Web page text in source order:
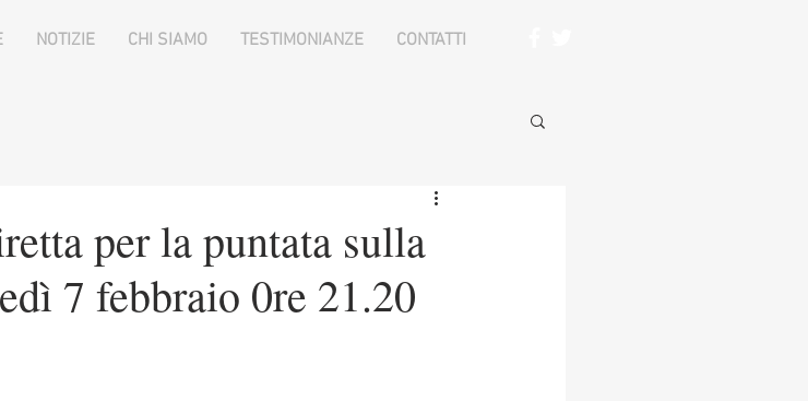
NOTIZIE CHI SIAMO TESTIMONIANZE CONTATTI
per la puntata sulla
7 febbraio 0re 21.20